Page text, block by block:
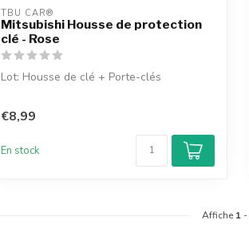
TBU CAR®
Mitsubishi Housse de protection
clé - Rose
Lot: Housse de clé + Porte-clés
€8,99
En stock
Affiche 1 -